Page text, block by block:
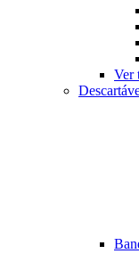
Ver